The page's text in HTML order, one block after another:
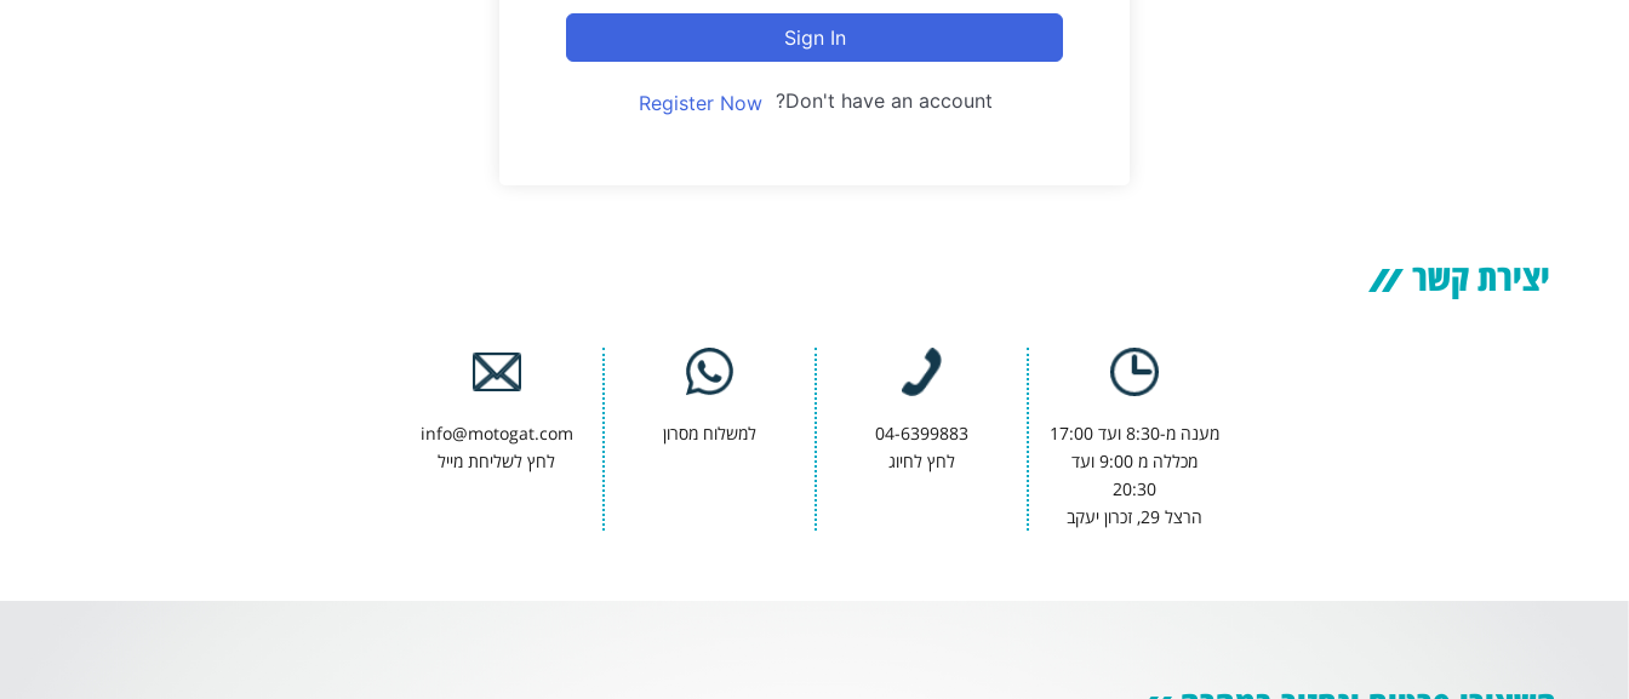
Sign In
Don't have an account?
Register Now
יצירת קשר
מענה מ-8:30 ועד 17:00
מכללה מ 9:00 ועד
20:30
הרצל 29, זכרון יעקב
04-6399883
לחץ לחיוג
למשלוח מסרון
info@motogat.com
לחץ לשליחת מייל